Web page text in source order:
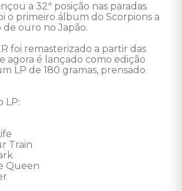
a 32ª posição nas paradas
o primeiro álbum do Scorpions a
de ouro no Japão.
foi remasterizado a partir das
agora é lançado como edição
LP de 180 gramas, prensado
LP:
Train
Queen